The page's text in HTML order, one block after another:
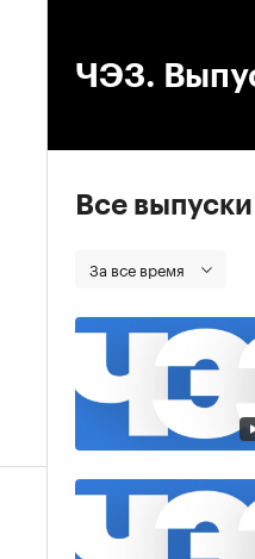
ЧЭЗ.
Все
За все время